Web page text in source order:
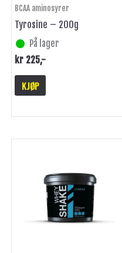
BCAA aminosyrer
Tyrosine – 200g
På lager
kr 225,-
KJØP
har
flere
varianter.
Alternativene